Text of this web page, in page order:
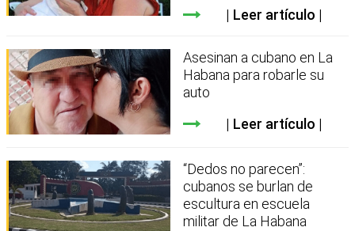
Leer artículo
Asesinan a cubano en La
Habana para robarle su
auto
Leer artículo
“Dedos no parecen”:
cubanos se burlan de
escultura en escuela
militar de La Habana